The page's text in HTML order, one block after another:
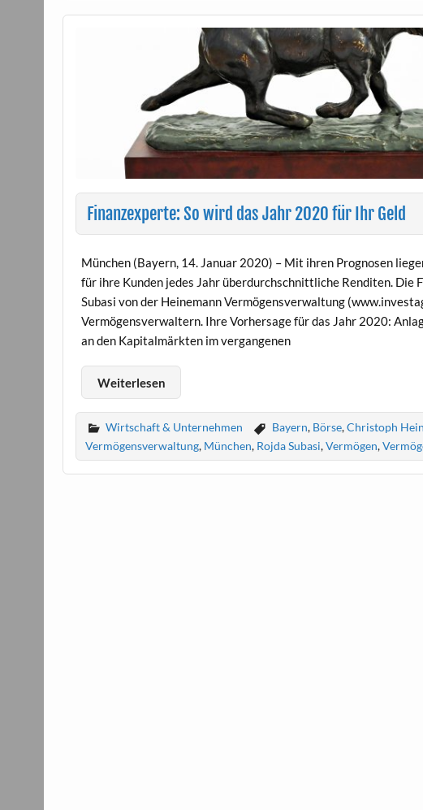
Finanzexperte: So wird das Jahr 2020 für Ihr Geld
München (Bayern, 14. Januar 2020) – Mit ihren Prognosen
für ihre Kunden jedes Jahr überdurchschnittliche Renditen. Die
Subasi von der Heinemann Vermögensverwaltung
Vermögensverwaltern. Ihre Vorhersage für das Jahr 2020:
an den Kapitalmärkten im vergangenen
Weiterlesen
Wirtschaft & Unternehmen Bayern, Börse,Christoph
Vermögensverwaltung, München, Rojda Subasi,Vermögen,